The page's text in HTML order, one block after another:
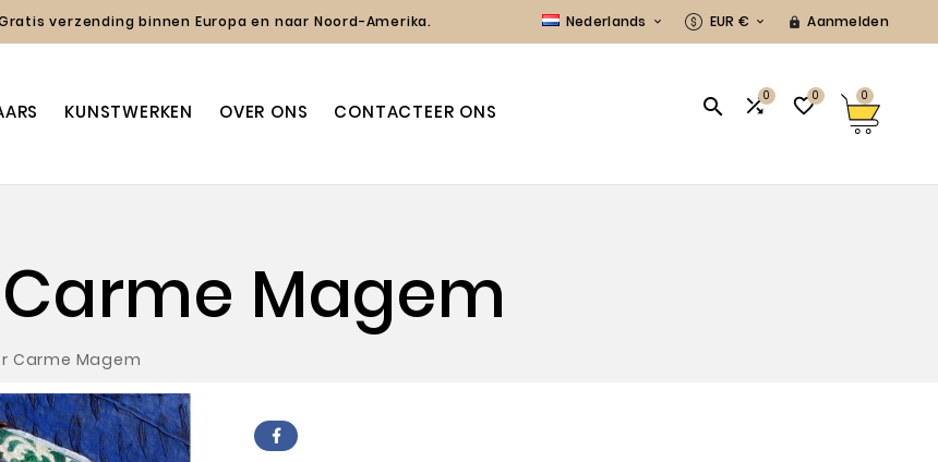
verzending binnen Europa en naar Noord-Amerika. Nederlands  EUR €   Aanmelden
KUNSTWERKEN OVER ONS CONTACTEER ONS  0 0 0
Magem
Carme Magem